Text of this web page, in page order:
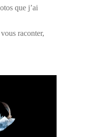
que j’ai
raconter,